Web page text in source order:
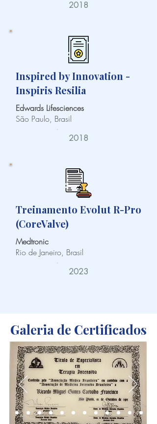
2018
Inspired by Innovation -
Inspiris Resilia
Edwards Lifesciences
São Paulo, Brasil
2018
Treinamento Evolut R-Pro
(CoreValve)
Medtronic
Rio de Janeiro, Brasil
2023
Galeria de Certificados